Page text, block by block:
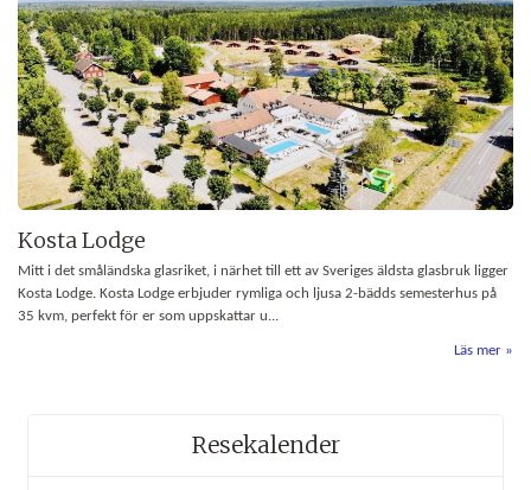
Kosta Lodge
Mitt i det småländska glasriket, i närhet till ett av Sveriges äldsta glasbruk ligger
Kosta Lodge. Kosta Lodge erbjuder rymliga och ljusa 2-bädds semesterhus på
35 kvm, perfekt för er som uppskattar u...
Läs mer
Resekalender